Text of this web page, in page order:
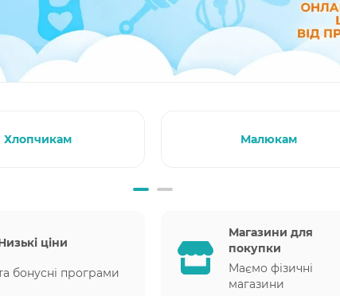
Хлопчикам Малюкам
ціни
бонусні програми
Магазини для
покупки
Маємо фізичні
магазини